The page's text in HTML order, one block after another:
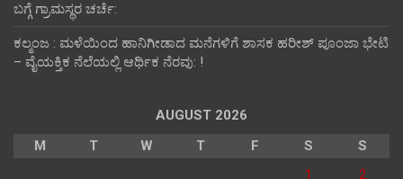
ಬಗ್ಗೆ ಗ್ರಾಮಸ್ಥರ ಚರ್ಚೆ:
ಕಲ್ಮಂಜ : ಮಳೆಯಿಂದ ಹಾನಿಗೀಡಾದ ಮನೆಗಳಿಗೆ ಶಾಸಕ ಹರೀಶ್ ಪೂಂಜಾ ಭೇಟಿ
– ವೈಯಕ್ತಿಕ ನೆಲೆಯಲ್ಲಿ ಆರ್ಥಿಕ‌ ನೆರವು: !
AUGUST 2026
M
T W T F S S
1
2